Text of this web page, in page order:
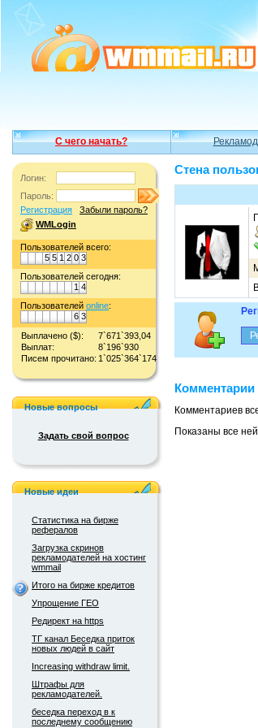
С чего начать?
Логин:
Пароль:
Регистрация
Забыли пароль?
WMLogin
Пользователей всего:
5 5 1 2 0 3
Пользователей сегодня:
1 4
Пользователей online:
6 3
Выплачено ($):
7`671`393,04
Выплат:
8`196`930
Писем прочитано: 1`025`364`174
Новые вопросы
Задать свой вопрос
Новые идеи
Статистика на бирже
рефералов
Загрузка скринов
рекламодателей на хостинг
wmmail
Итого на бирже кредитов
Упрощение ГЕО
Редирект на https
ТГ канал Беседка приток
новых людей в сайт
Increasing withdraw limit.
Штрафы для
рекламодателей.
беседка переход в к
последнему сообщению
Стена
Комментарии
Комментариев
Показаны все